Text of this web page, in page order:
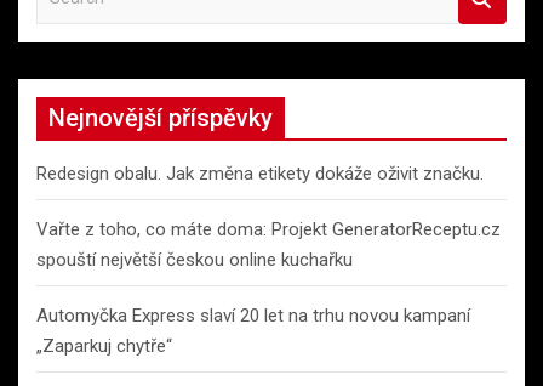
a
r
h
Nejnovější příspěvky
Redesign obalu. Jak změna etikety dokáže oživit značku.
Vařte z toho, co máte doma: Projekt GeneratorReceptu.cz
spouští největší českou online kuchařku
Automyčka Express slaví 20 let na trhu novou kampaní
„Zaparkuj chytře“